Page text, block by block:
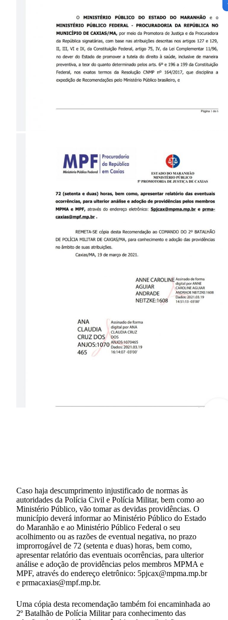
Caso haja descumprimento injustificado de normas às
autoridades da Polícia Civil e Polícia Militar, bem como ao
Ministério Público, vão tomar as devidas providências. O
município deverá informar ao Ministério Público do Estado
do Maranhão e ao Ministério Público Federal o seu
acolhimento ou as razões de eventual negativa, no prazo
improrrogável de 72 (setenta e duas) horas, bem como,
apresentar relatório das eventuais ocorrências, para ulterior
análise e adoção de providências pelos membros MPMA e
MPF, através do endereço eletrônico: 5pjcax@mpma.mp.br
e prmacaxias@mpf.mp.br.
Uma cópia desta recomendação também foi encaminhada ao
2º Batalhão de Polícia Militar para conhecimento das